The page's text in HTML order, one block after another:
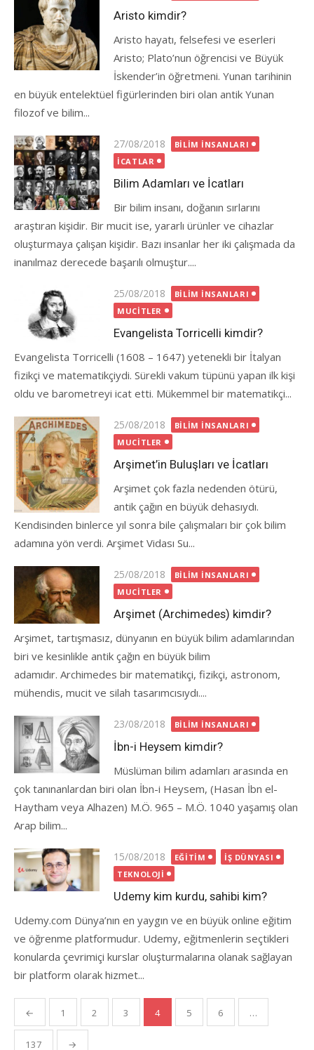
on
Aristo kimdir?
Aristo hayatı, felsefesi ve eserleri
Aristo; Plato’nun öğrencisi ve Büyük
İskender’in öğretmeni. Yunan tarihinin
en büyük entelektüel figürlerinden biri olan antik Yunan
filozof ve bilim...
Posted
on
27/08/2018
BILIM İNSANLARI
İCATLAR
Bilim Adamları ve İcatları
Bir bilim insanı, doğanın sırlarını
araştıran kişidir. Bir mucit ise, yararlı ürünler ve cihazlar
oluşturmaya çalışan kişidir. Bazı insanlar her iki çalışmada da
inanılmaz derecede başarılı olmuştur....
Posted
on
25/08/2018
BILIM İNSANLARI
MUCITLER
Evangelista Torricelli kimdir?
Evangelista Torricelli (1608 – 1647) yetenekli bir İtalyan
fizikçi ve matematikçiydi. Sürekli vakum tüpünü yapan ilk kişi
oldu ve barometreyi icat etti. Mükemmel bir matematikçi...
Posted
on
25/08/2018
BILIM İNSANLARI
MUCITLER
Arşimet’in Buluşları ve İcatları
Arşimet çok fazla nedenden ötürü,
antik çağın en büyük dehasıydı.
Kendisinden binlerce yıl sonra bile çalışmaları bir çok bilim
adamına yön verdi. Arşimet Vidası Su...
Posted
on
25/08/2018
BILIM İNSANLARI
MUCITLER
Arşimet (Archimedes) kimdir?
Arşimet, tartışmasız, dünyanın en büyük bilim adamlarından
biri ve kesinlikle antik çağın en büyük bilim
adamıdır. Archimedes bir matematikçi, fizikçi, astronom,
mühendis, mucit ve silah tasarımcısıydı....
Posted
on
23/08/2018 BILIM İNSANLARI
İbn-i Heysem kimdir?
Müslüman bilim adamları arasında en
çok tanınanlardan biri olan İbn-i Heysem, (Hasan İbn el-
Haytham veya Alhazen) M.Ö. 965 – M.Ö. 1040 yaşamış olan
Arap bilim...
Posted
on
15/08/2018 EĞITIM
İŞ DÜNYASI
TEKNOLOJI
Udemy kim kurdu, sahibi kim?
Udemy.com Dünya’nın en yaygın ve en büyük online eğitim
ve öğrenme platformudur. Udemy, eğitmenlerin seçtikleri
konularda çevrimiçi kurslar oluşturmalarına olanak sağlayan
bir platform olarak hizmet...
Yazı
gezinmesi
← 1 2 3 4 5 6 …
137 →